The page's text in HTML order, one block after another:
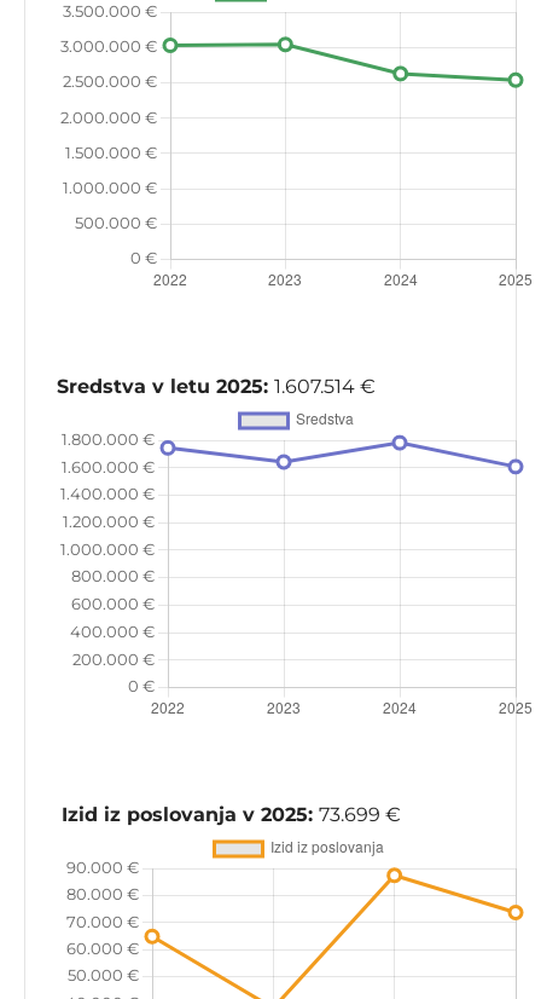
Sredstva v letu 2025: 1.607.514 €
Izid iz poslovanja v 2025: 73.699 €